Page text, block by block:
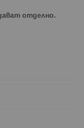
отделно.